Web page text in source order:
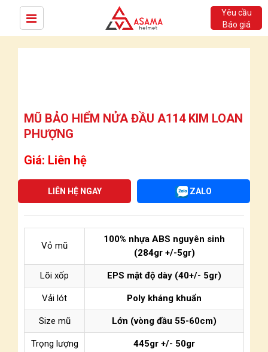
Yêu cầu
Báo giá
MŨ BẢO HIỂM NỬA ĐẦU A114 KIM LOAN
PHƯỢNG
Giá: Liên hệ
LIÊN HỆ NGAY ZALO
Vỏ mũ
100% nhựa ABS nguyên sinh
(284gr +/-5gr)
Lõi xốp EPS mật độ dày (40+/- 5gr)
Vải lót Poly kháng khuẩn
Size mũ Lớn (vòng đầu 55-60cm)
Trọng lượng 445gr +/- 50gr